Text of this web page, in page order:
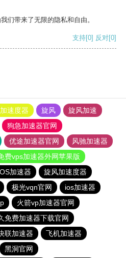
们带来了无限的隐私和自由。
支持[0] 反对[0]
速度器 旋风
旋风加速
狗急加速器官网
优途加速器官网
风驰加速器
费vps加速器外网苹果版
加速器
旋风加速度器
极光vqn官网
ios加速器
火箭vp加速器官网
免费加速器下载官网
联加速器
飞机加速器
黑洞官网